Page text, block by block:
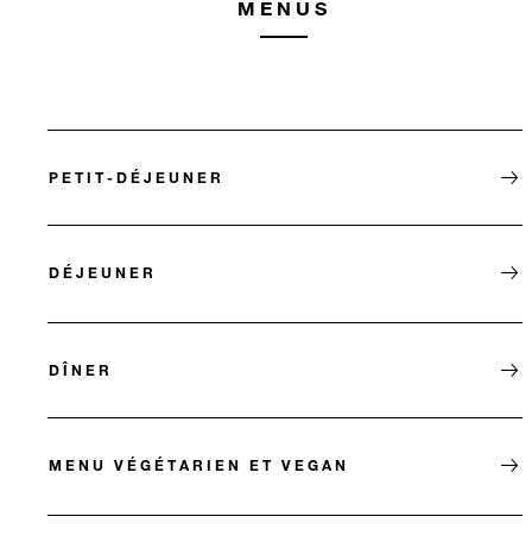
MENUS
PETIT-DÉJEUNER
DÉJEUNER
DÎNER
MENU VÉGÉTARIEN ET VEGAN